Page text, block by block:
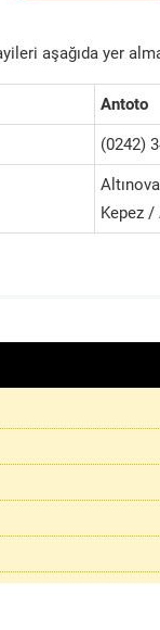
aşağıda yer
Antoto
(0242)
Kepez /